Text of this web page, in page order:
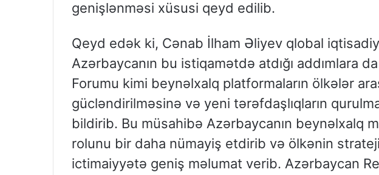
genişlənməsi xüsusi qeyd edilib.
Qeyd edək ki, Cənab İlham Əliyev qlobal
Azərbaycanın bu istiqamətdə atdığı addımlara
Forumu kimi beynəlxalq platformaların ölkələr
gücləndirilməsinə və yeni tərəfdaşlıqların
bildirib. Bu müsahibə Azərbaycanın beynəlxalq
rolunu bir daha nümayiş etdirib və ölkənin
ictimaiyyətə geniş məlumat verib. Azərbaycan